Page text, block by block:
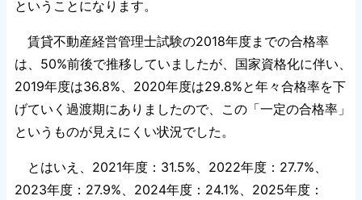
ということになります。
賃貸不動産経営管理士試験の2018年度までの合格率
は、50%前後で推移していましたが、国家資格化に伴い、
2019年度は36.8%、2020年度は29.8%と年々合格率を下
げていく過渡期にありましたので、この「一定の合格率」
というものが見えにくい状況でした。
とはいえ、2021年度：31.5%、2022年度：27.7%、
2023年度：27.9%、2024年度：24.1%、2025年度：